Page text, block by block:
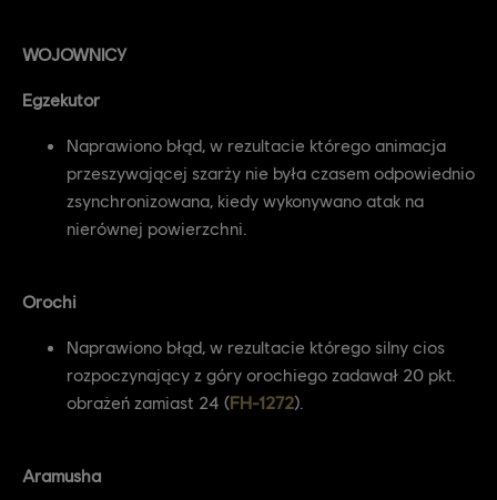
WOJOWNICY
Egzekutor
Naprawiono błąd, w rezultacie którego animacja
przeszywającej szarży nie była czasem odpowiednio
zsynchronizowana, kiedy wykonywano atak na
nierównej powierzchni.
Orochi
Naprawiono błąd, w rezultacie którego silny cios
rozpoczynający z góry orochiego zadawał 20 pkt.
obrażeń zamiast 24 (FH-1272).
Aramusha